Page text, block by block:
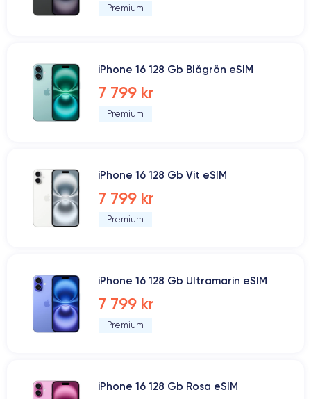
Premium
iPhone 16 128 Gb Blågrön eSIM
7 799 kr
Premium
iPhone 16 128 Gb Vit eSIM
7 799 kr
Premium
iPhone 16 128 Gb Ultramarin eSIM
7 799 kr
Premium
iPhone 16 128 Gb Rosa eSIM